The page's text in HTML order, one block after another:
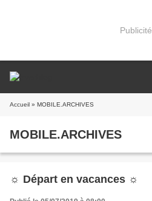
Publicité
Accueil » MOBILE.ARCHIVES
MOBILE.ARCHIVES
☼ Départ en vacances ☼